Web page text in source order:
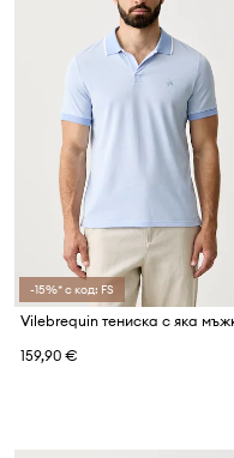
-15%* с код: FS
159,90 €